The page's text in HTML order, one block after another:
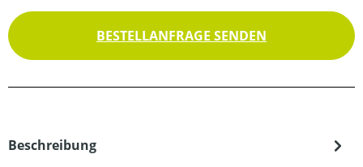
BESTELLANFRAGE SENDEN
Beschreibung